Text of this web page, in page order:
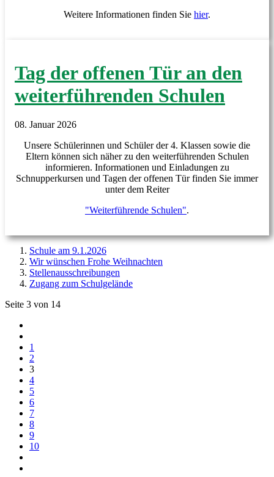
Weitere Informationen finden Sie hier.
Tag der offenen Tür an den
weiterführenden Schulen
08. Januar 2026
Unsere Schülerinnen und Schüler der 4. Klassen sowie die
Eltern können sich näher zu den weiterführenden Schulen
informieren. Informationen und Einladungen zu
Schnupperkursen und Tagen der offenen Tür finden Sie immer
unter dem Reiter
"Weiterführende Schulen".
Schule am 9.1.2026
Wir wünschen Frohe Weihnachten
Stellenausschreibungen
Zugang zum Schulgelände
Seite 3 von 14
1
2
3
4
5
6
7
8
9
10